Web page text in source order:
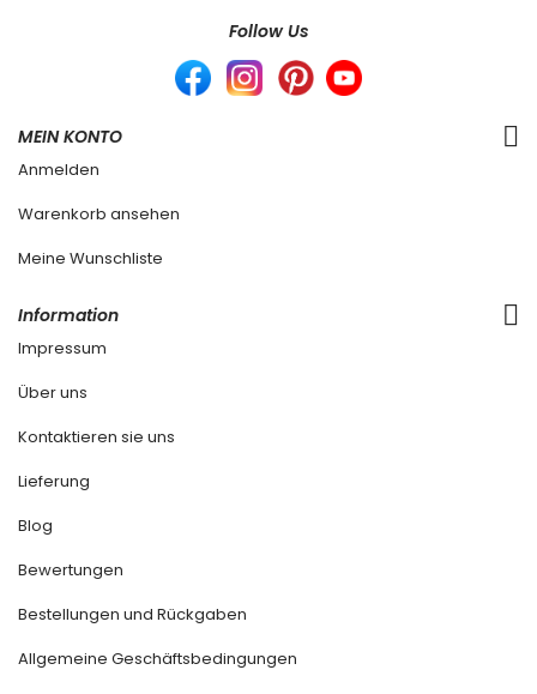
Follow Us
MEIN KONTO
Anmelden
Warenkorb ansehen
Meine Wunschliste
Information
Impressum
Über uns
Kontaktieren sie uns
Lieferung
Blog
Bewertungen
Bestellungen und Rückgaben
Allgemeine Geschäftsbedingungen